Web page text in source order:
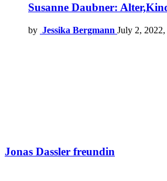
Susanne Daubner:
by Jessika Bergmann July 2,
Jonas Dassler freundin